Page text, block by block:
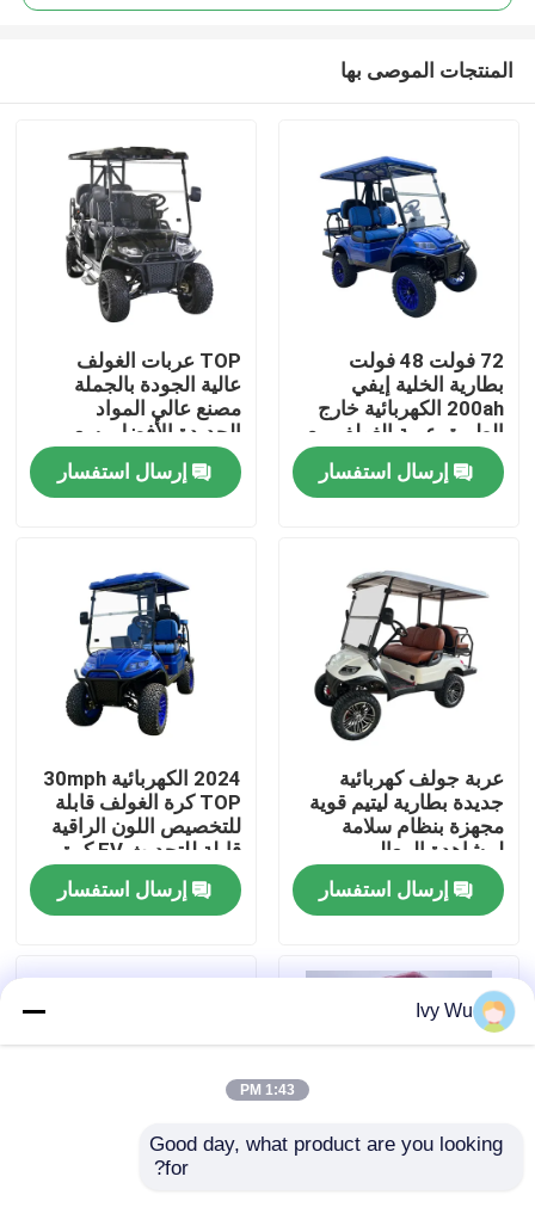
منتجات
معلومات عنا
جولة في المعمل
مراقبة الجودة
اتصل بنا
أخبار
أغطية عجلات عربة الجولف
المنتجات الموصى بها
72 فولت 48 فولت
بطارية الخلية إيفي
200ah الكهربائية خارج
الطريق عربة الغولف مع
2 + 2 و 4 + 2 مقعد
إرسال استفسار
TOP عربات الغولف
عالية الجودة بالجملة
مصنع عالي المواد
الجديدة الأفضل بسعر
رخيص
إرسال استفسار
عربة جولف كهربائية
جديدة بطارية ليتيم قوية
مجهزة بنظام سلامة
لمشاهدة المعالم
السياحية
إرسال استفسار
2024 الكهربائية 30mph
TOP كرة الغولف قابلة
للتخصيص اللون الراقية
قابلة للتحديث EV كرة
إرسال استفسار
Ivy Wu
1:43 PM
Good day, what product are you looking
for?